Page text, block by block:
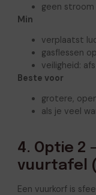
geen
Min
verplaatst
gasflessen
veiligheid:
Beste voor
grotere,
als je veel
4. Optie 2
vuurtafel
Een vuurkorf is